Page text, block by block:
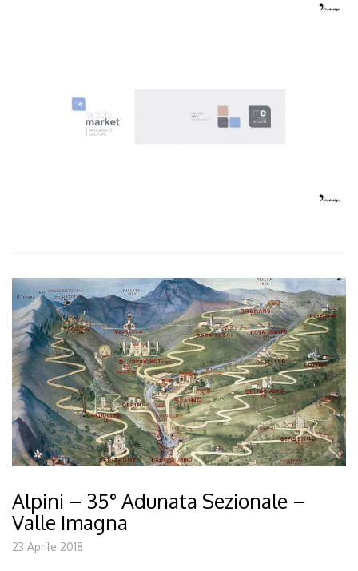
Alpini – 35° Adunata Sezionale –
Valle Imagna
23 Aprile 2018